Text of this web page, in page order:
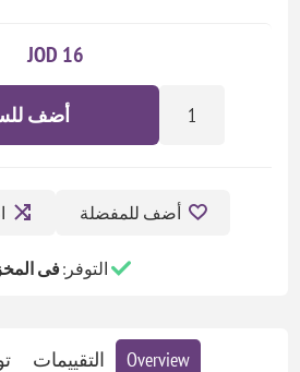
16 JOD
أضف
أضف للمفضلة
التوفر:فى
Overview التقييمات